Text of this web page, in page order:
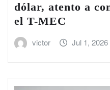
dólar, atento a
el T-MEC
victor Jul 1, 2026